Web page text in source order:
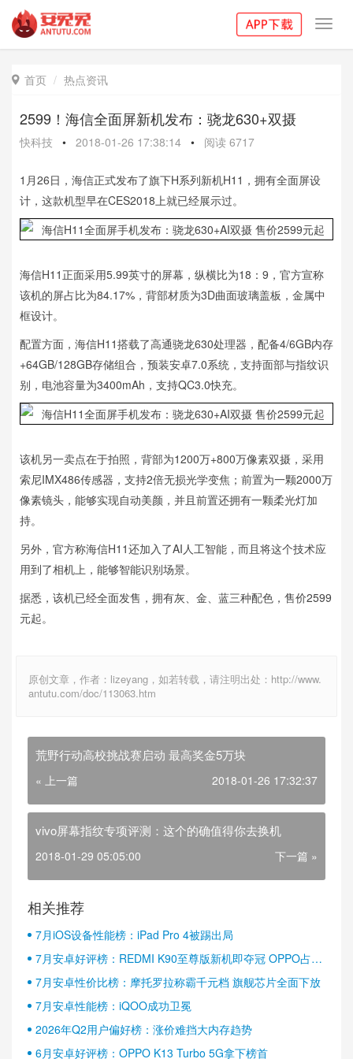
 首页 热点资讯
2599！海信全面屏新机发布：骁龙630+双摄
快科技 • 2018-01-26 17:38:14 • 阅读 6717
1月26日，海信正式发布了旗下H系列新机H11，拥有全面屏设
计，这款机型早在CES2018上就已经展示过。
海信H11正面采用5.99英寸的屏幕，纵横比为18：9，官方宣称
该机的屏占比为84.17%，背部材质为3D曲面玻璃盖板，金属中
框设计。
配置方面，海信H11搭载了高通骁龙630处理器，配备4/6GB内存
+64GB/128GB存储组合，预装安卓7.0系统，支持面部与指纹识
别，电池容量为3400mAh，支持QC3.0快充。
该机另一卖点在于拍照，背部为1200万+800万像素双摄，采用
索尼IMX486传感器，支持2倍无损光学变焦；前置为一颗2000万
像素镜头，能够实现自动美颜，并且前置还拥有一颗柔光灯加
持。
另外，官方称海信H11还加入了AI人工智能，而且将这个技术应
用到了相机上，能够智能识别场景。
据悉，该机已经全面发售，拥有灰、金、蓝三种配色，售价2599
元起。
原创文章，作者：lizeyang，如若转载，请注明出处：http://www.
antutu.com/doc/113063.htm
荒野行动高校挑战赛启动 最高奖金5万块
« 上一篇 2018-01-26 17:32:37
vivo屏幕指纹专项评测：这个的确值得你去换机
2018-01-29 05:05:00 下一篇 »
相关推荐
7月iOS设备性能榜：iPad Pro 4被踢出局
7月安卓好评榜：REDMI K90至尊版新机即夺冠 OPPO占据
半壁江山
7月安卓性价比榜：摩托罗拉称霸千元档 旗舰芯片全面下放
7月安卓性能榜：iQOO成功卫冕
2026年Q2用户偏好榜：涨价难挡大内存趋势
6月安卓好评榜：OPPO K13 Turbo 5G拿下榜首